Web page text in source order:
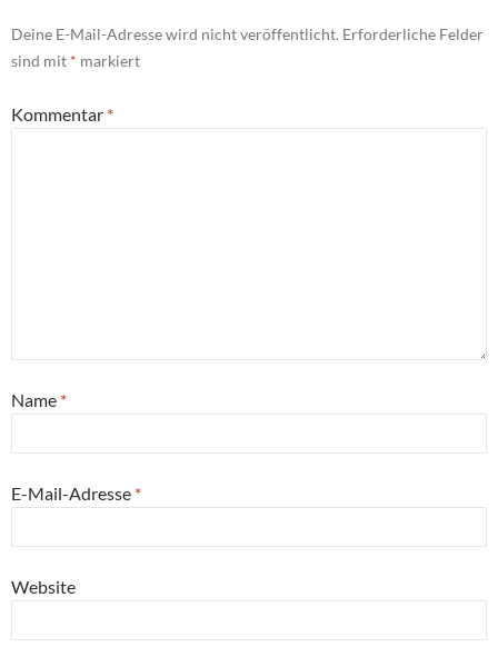
Deine E-Mail-Adresse wird nicht veröffentlicht. Erforderliche Felder
sind mit * markiert
Kommentar *
Name *
E-Mail-Adresse *
Website